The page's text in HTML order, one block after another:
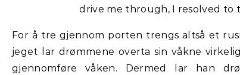
drive me through, I resolved to
For å tre gjennom porten trengs altså et
jeget lar drømmene overta sin våkne
gjennomføre våken. Dermed lar han